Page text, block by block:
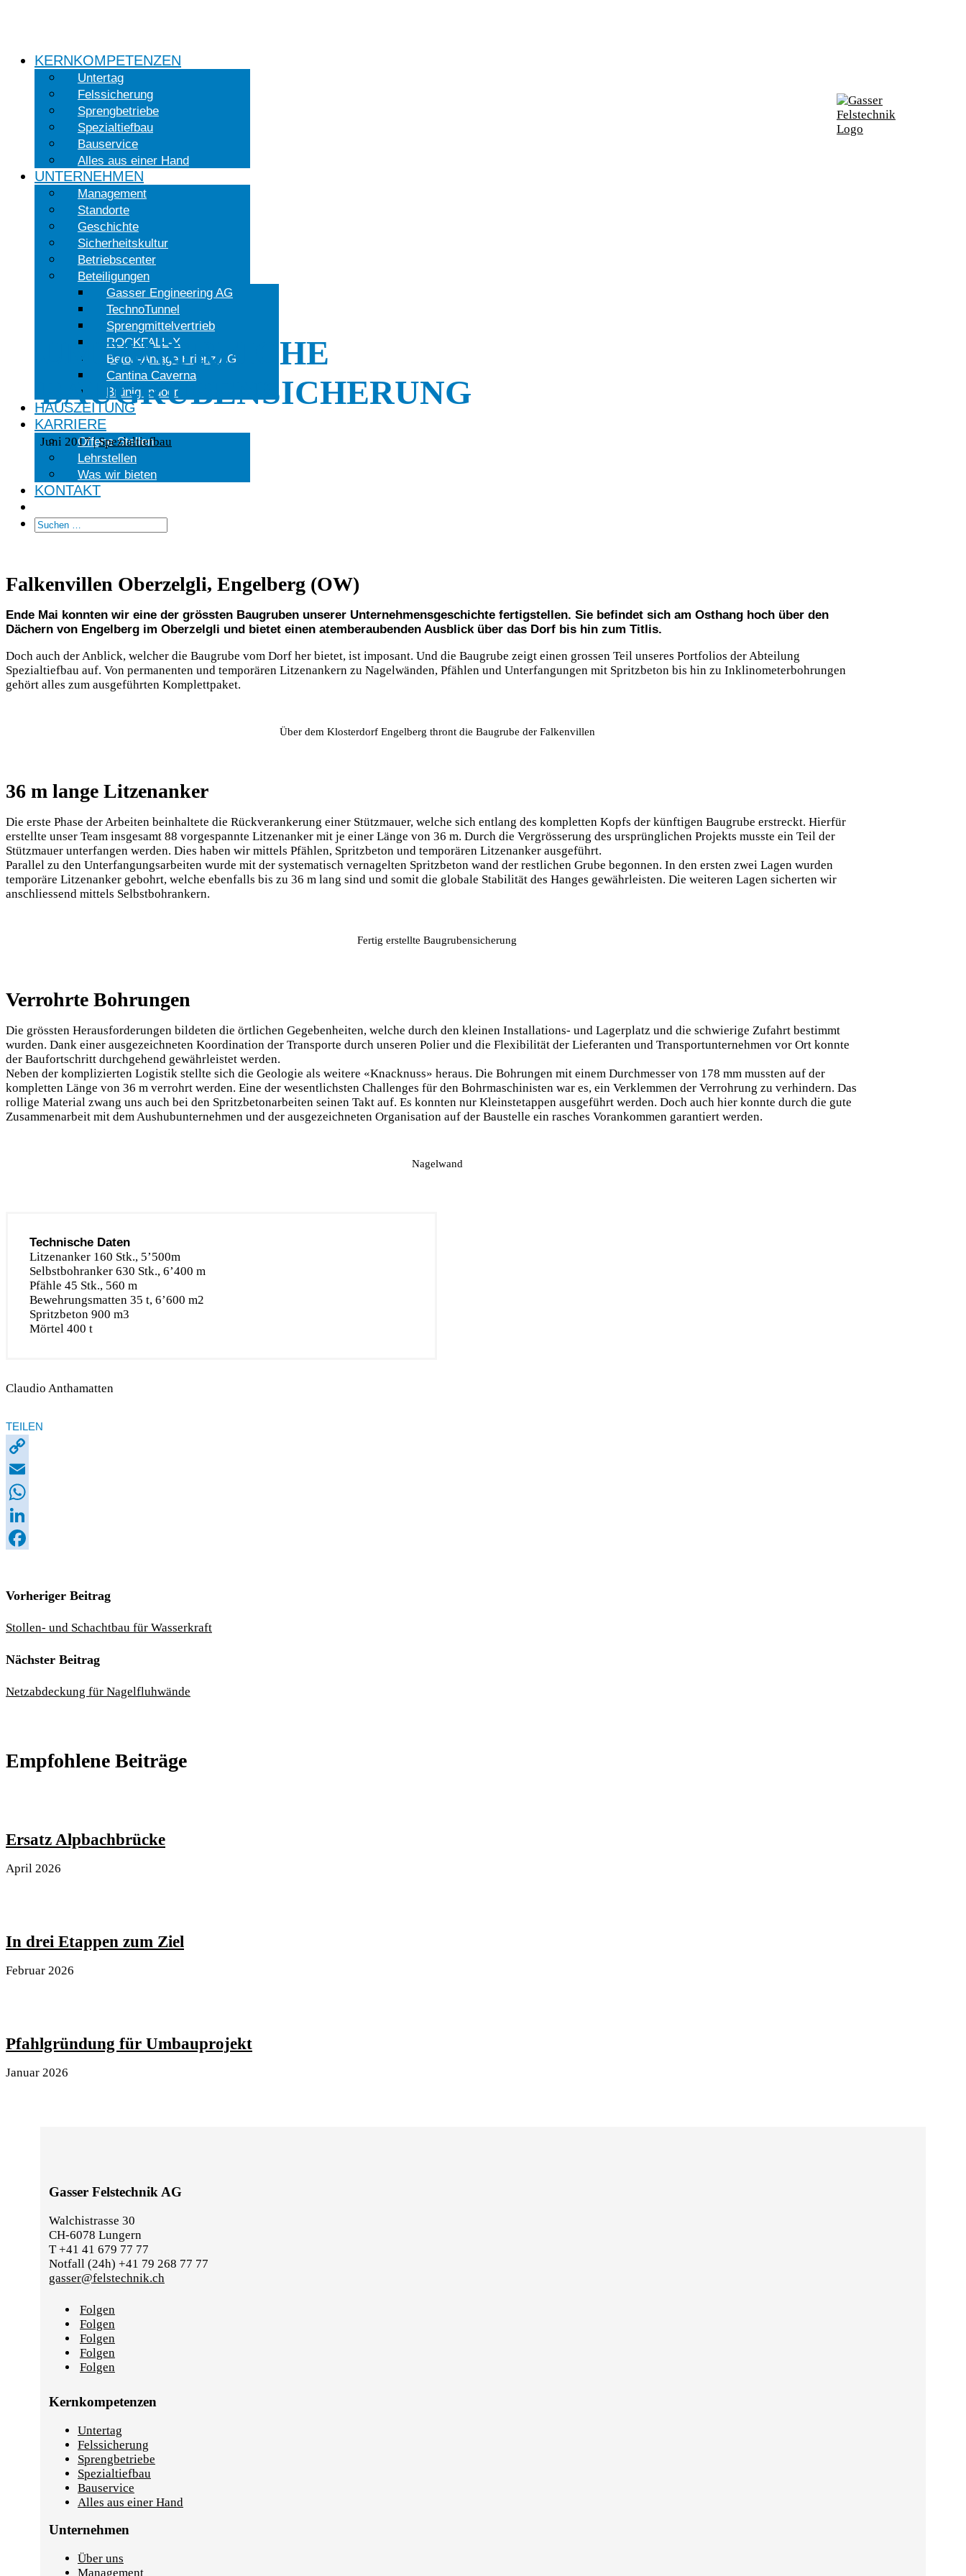
KERNKOMPETENZEN
Untertag
Felssicherung
Sprengbetriebe
Spezialtiefbau
Bauservice
Alles aus einer Hand
UNTERNEHMEN
Management
Standorte
Geschichte
Sicherheitskultur
Betriebscenter
Beteiligungen
Gasser Engineering AG
TechnoTunnel
Sprengmittelvertrieb
ROCKFALL-X
Beton-Anlage Brienz AG
Cantina Caverna
Brünig Indoor
HAUSZEITUNG
KARRIERE
Offene Stellen
Lehrstellen
Was wir bieten
KONTAKT
UMFANGREICHE
BAUGRUBENSICHERUNG
Juni 2017|Spezialtiefbau
Falkenvillen Oberzelgli, Engelberg (OW)
Ende Mai konnten wir eine der grössten Baugruben unserer Unternehmensgeschichte fertigstellen. Sie befindet sich am Osthang hoch über den
Dächern von Engelberg im Oberzelgli und bietet einen atemberaubenden Ausblick über das Dorf bis hin zum Titlis.
Doch auch der Anblick, welcher die Baugrube vom Dorf her bietet, ist imposant. Und die Baugrube zeigt einen grossen Teil unseres Portfolios der Abteilung
Spezialtiefbau auf. Von permanenten und temporären Litzenankern zu Nagelwänden, Pfählen und Unterfangungen mit Spritzbeton bis hin zu Inklinometerbohrungen
gehört alles zum ausgeführten Komplettpaket.
Über dem Klosterdorf Engelberg thront die Baugrube der Falkenvillen
36 m lange Litzenanker
Die erste Phase der Arbeiten beinhaltete die Rückverankerung einer Stützmauer, welche sich entlang des kompletten Kopfs der künftigen Baugrube erstreckt. Hierfür
erstellte unser Team insgesamt 88 vorgespannte Litzenanker mit je einer Länge von 36 m. Durch die Vergrösserung des ursprünglichen Projekts musste ein Teil der
Stützmauer unterfangen werden. Dies haben wir mittels Pfählen, Spritzbeton und temporären Litzenanker ausgeführt.
Parallel zu den Unterfangungsarbeiten wurde mit der systematisch vernagelten Spritzbeton wand der restlichen Grube begonnen. In den ersten zwei Lagen wurden
temporäre Litzenanker gebohrt, welche ebenfalls bis zu 36 m lang sind und somit die globale Stabilität des Hanges gewährleisten. Die weiteren Lagen sicherten wir
anschliessend mittels Selbstbohrankern.
Fertig erstellte Baugrubensicherung
Verrohrte Bohrungen
Die grössten Herausforderungen bildeten die örtlichen Gegebenheiten, welche durch den kleinen Installations- und Lagerplatz und die schwierige Zufahrt bestimmt
wurden. Dank einer ausgezeichneten Koordination der Transporte durch unseren Polier und die Flexibilität der Lieferanten und Transportunternehmen vor Ort konnte
der Baufortschritt durchgehend gewährleistet werden.
Neben der komplizierten Logistik stellte sich die Geologie als weitere «Knacknuss» heraus. Die Bohrungen mit einem Durchmesser von 178 mm mussten auf der
kompletten Länge von 36 m verrohrt werden. Eine der wesentlichsten Challenges für den Bohrmaschinisten war es, ein Verklemmen der Verrohrung zu verhindern. Das
rollige Material zwang uns auch bei den Spritzbetonarbeiten seinen Takt auf. Es konnten nur Kleinstetappen ausgeführt werden. Doch auch hier konnte durch die gute
Zusammenarbeit mit dem Aushubunternehmen und der ausgezeichneten Organisation auf der Baustelle ein rasches Vorankommen garantiert werden.
Nagelwand
Technische Daten
Litzenanker 160 Stk., 5’500m
Selbstbohranker 630 Stk., 6’400 m
Pfähle 45 Stk., 560 m
Bewehrungsmatten 35 t, 6’600 m2
Spritzbeton 900 m3
Mörtel 400 t
Claudio Anthamatten
TEILEN
Copy
Link
Email
WhatsApp
LinkedIn
Vorheriger Beitrag
Stollen- und Schachtbau für Wasserkraft
Nächster Beitrag
Netzabdeckung für Nagelfluhwände
Empfohlene Beiträge
Ersatz Alpbachbrücke
April 2026
In drei Etappen zum Ziel
Februar 2026
Pfahlgründung für Umbauprojekt
Januar 2026
Gasser Felstechnik AG
Walchistrasse 30
CH-6078 Lungern
T +41 41 679 77 77
Notfall (24h) +41 79 268 77 77
gasser@felstechnik.ch
Folgen
Folgen
Folgen
Folgen
Folgen
Kernkompetenzen
Untertag
Felssicherung
Sprengbetriebe
Spezialtiefbau
Bauservice
Alles aus einer Hand
Unternehmen
Über uns
Management